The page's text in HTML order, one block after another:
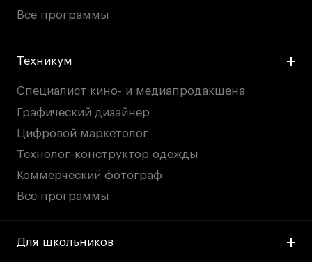
Все программы
Техникум
Специалист кино- и медиапродакшена
Графический дизайнер
Цифровой маркетолог
Технолог-конструктор одежды
Коммерческий фотограф
Все программы
Для школьников